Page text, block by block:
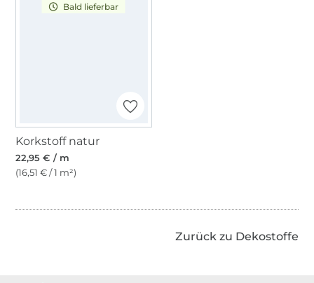
Bald lieferbar
Korkstoff natur
22,95 € / m
(16,51 € / 1 m²)
Zurück zu Dekostoffe